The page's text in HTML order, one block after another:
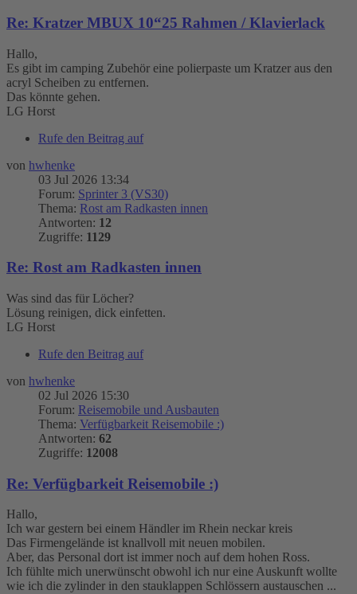
Re: Kratzer MBUX 10“25 Rahmen / Klavierlack
Hallo,
Es gibt im camping Zubehör eine polierpaste um Kratzer aus den
acryl Scheiben zu entfernen.
Das könnte gehen.
LG Horst
Rufe den Beitrag auf
von hwhenke
03 Jul 2026 13:34
Forum: Sprinter 3 (VS30)
Thema: Rost am Radkasten innen
Antworten: 12
Zugriffe: 1129
Re: Rost am Radkasten innen
Was sind das für Löcher?
Lösung reinigen, dick einfetten.
LG Horst
Rufe den Beitrag auf
von hwhenke
02 Jul 2026 15:30
Forum: Reisemobile und Ausbauten
Thema: Verfügbarkeit Reisemobile :)
Antworten: 62
Zugriffe: 12008
Re: Verfügbarkeit Reisemobile :)
Hallo,
Ich war gestern bei einem Händler im Rhein neckar kreis
Das Firmengelände ist knallvoll mit neuen mobilen.
Aber, das Personal dort ist immer noch auf dem hohen Ross.
Ich fühlte mich unerwünscht obwohl ich nur eine Auskunft wollte
wie ich die zylinder in den stauklappen Schlössern austauschen ...